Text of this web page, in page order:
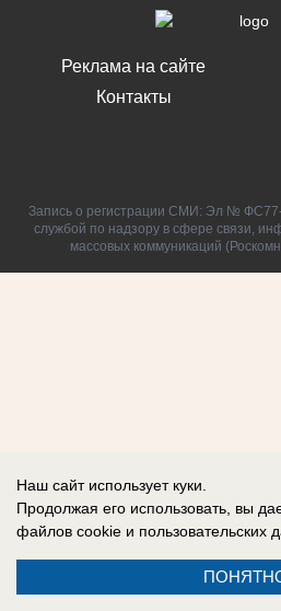
Реклама на сайте
Контакты
Запись о регистрации СМИ: Эл №
службой по надзору в сфере связи,
массовых коммуникаций
Наш сайт использует куки.
Продолжая его использовать, вы
файлов cookie и пользовательских